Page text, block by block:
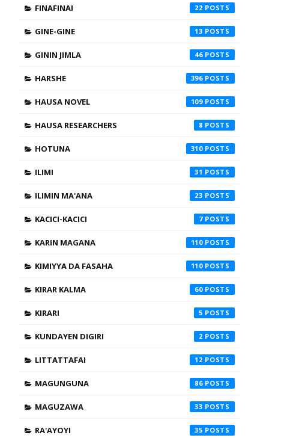
FINAFINAI 22
GINE-GINE 13
GININ JIMLA 46
HARSHE 396
HAUSA NOVEL 109
HAUSA RESEARCHERS 8
HOTUNA 310
ILIMI 31
ILIMIN MA'ANA 23
KACICI-KACICI 7
KARIN MAGANA 110
KIMIYYA DA FASAHA 110
KIRAR KALMA 60
KIRARI 5
KUNDAYEN DIGIRI 2
LITTATTAFAI 12
MAGUNGUNA 86
MAGUZAWA 33
RA'AYOYI 35